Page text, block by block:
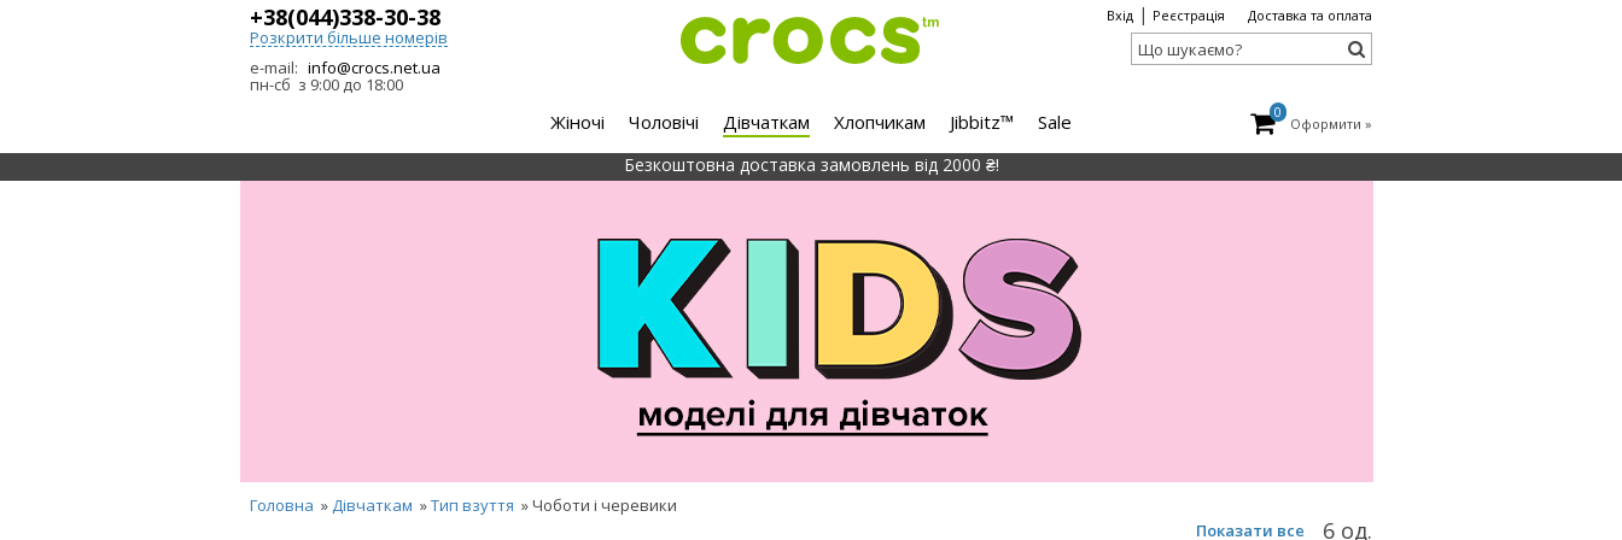
+38(044)338-30-38
Розкрити більше номерів
e-mail: info@crocs.net.ua
пн-сб з 9:00 до 18:00
Вхід| Реєстрація Доставка та оплата
0
Оформити »
Жіночі Чоловічі Дівчаткам Хлопчикам Jibbitz™ Sale
Безкоштовна доставка замовлень від 2000 ₴!
Головна »Дівчаткам »Тип взуття » Чоботи і черевики
6 од.
Показати все